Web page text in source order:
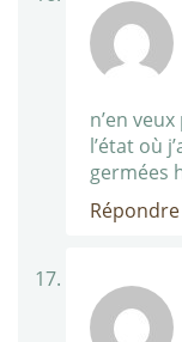
n’en
l’état où
germées
Répondre